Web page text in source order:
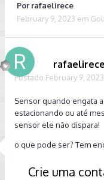
Por rafaelirece
February 9, 2023 em
rafaelirece
Postado February 9, 2023
Sensor quando engata
estacionando ou até
sensor ele não dispara!
o que pode ser? Tem
Crie uma